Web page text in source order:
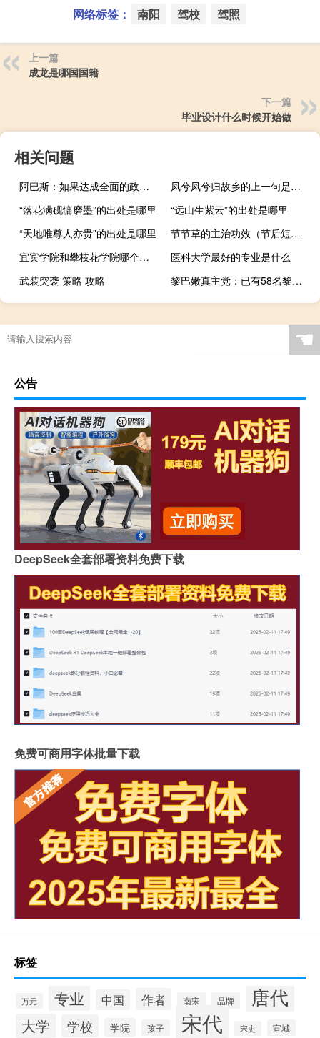
网络标签： 南阳 驾校 驾照
上一篇
成龙是哪国国籍
下一篇
毕业设计什么时候开始做
相关问题
阿巴斯：如果达成全面的政治解决方案巴勒斯坦权力机构将承担对加沙的责任
凤兮凤兮归故乡的上一句是什么
“落花满砚慵磨墨”的出处是哪里
“远山生紫云”的出处是哪里
“天地唯尊人亦贵”的出处是哪里
节节草的主治功效（节后短信）
宜宾学院和攀枝花学院哪个学校更好
医科大学最好的专业是什么
武装突袭 策略 攻略
黎巴嫩真主党：已有58名黎真主党武装人员在与以色列冲突中丧生
☚
公告
DeepSeek全套部署资料免费下载
免费可商用字体批量下载
标签
万元 专业 中国 作者 南宋 品牌 唐代
大学 学校 学院 孩子 宋代 宋史 宣城